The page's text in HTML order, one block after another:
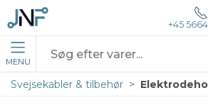
+45
MENU
Svejsekabler & tilbehør